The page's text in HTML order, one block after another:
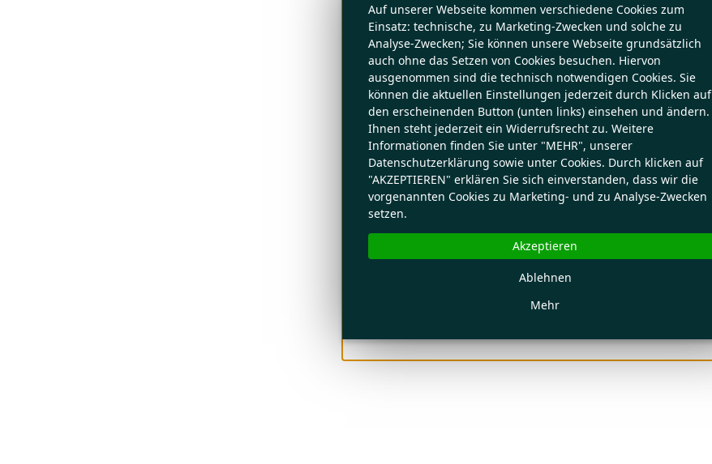
Auf unserer Webseite kommen verschiedene Cookies zum
Einsatz: technische, zu Marketing-Zwecken und solche zu
Analyse-Zwecken; Sie können unsere Webseite grundsätzlich
auch ohne das Setzen von Cookies besuchen. Hiervon
ausgenommen sind die technisch notwendigen Cookies. Sie
können die aktuellen Einstellungen jederzeit durch Klicken auf
den erscheinenden Button (unten links) einsehen und ändern.
Ihnen steht jederzeit ein Widerrufsrecht zu. Weitere
Informationen finden Sie unter "MEHR", unserer
Datenschutzerklärung sowie unter Cookies. Durch klicken auf
"AKZEPTIEREN" erklären Sie sich einverstanden, dass wir die
vorgenannten Cookies zu Marketing- und zu Analyse-Zwecken
setzen.
Mehr
Ablehnen
Akzeptieren